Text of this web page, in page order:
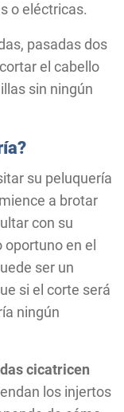
o eléctricas.
pasadas dos
el cabello
sin ningún
su peluquería
a brotar
con su
en el
ser un
si el corte será
ningún
cicatricen
los injertos